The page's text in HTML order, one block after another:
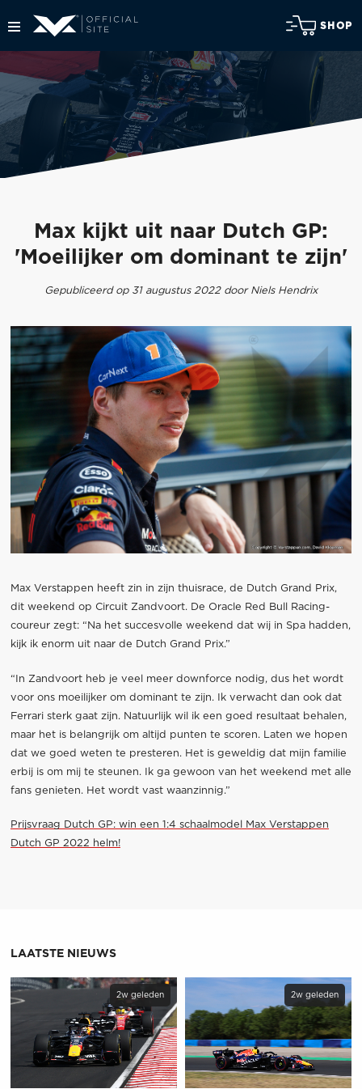
SHOP
Max kijkt uit naar Dutch GP:
'Moeilijker om dominant te zijn'
Gepubliceerd op 31 augustus 2022 door Niels Hendrix
Max Verstappen heeft zin in zijn thuisrace, de Dutch Grand Prix,
dit weekend op Circuit Zandvoort. De Oracle Red Bull Racing-
coureur zegt: “Na het succesvolle weekend dat wij in Spa hadden,
kijk ik enorm uit naar de Dutch Grand Prix.”
“In Zandvoort heb je veel meer downforce nodig, dus het wordt
voor ons moeilijker om dominant te zijn. Ik verwacht dan ook dat
Ferrari sterk gaat zijn. Natuurlijk wil ik een goed resultaat behalen,
maar het is belangrijk om altijd punten te scoren. Laten we hopen
dat we goed weten te presteren. Het is geweldig dat mijn familie
erbij is om mij te steunen. Ik ga gewoon van het weekend met alle
fans genieten. Het wordt vast waanzinnig.”
Prijsvraag Dutch GP: win een 1:4 schaalmodel Max Verstappen
Dutch GP 2022 helm!
LAATSTE NIEUWS
2w geleden 2w geleden